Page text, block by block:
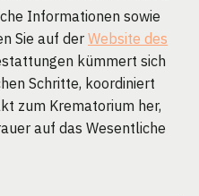
Informationen sowie
Sie auf der Website des
kümmert sich
Schritte, koordiniert
zum Krematorium her,
auf das Wesentliche